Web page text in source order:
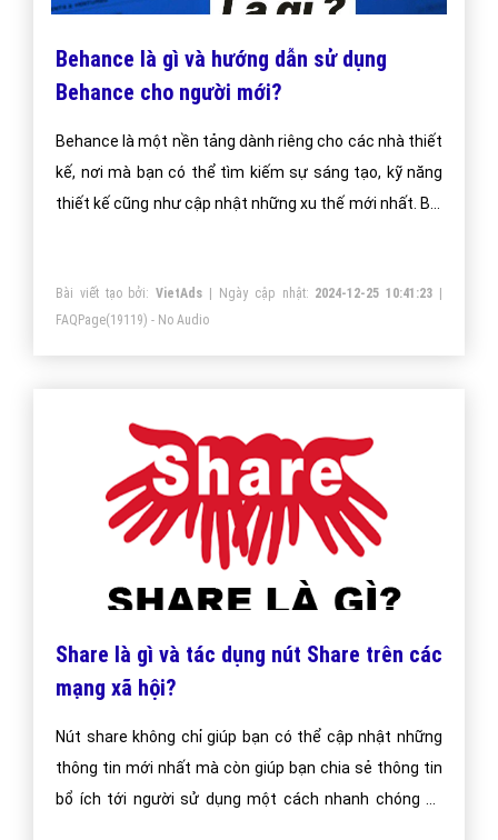
Behance là gì và hướng dẫn sử dụng
Behance cho người mới?
Behance là một nền tảng dành riêng cho các nhà thiết
kế, nơi mà bạn có thể tìm kiếm sự sáng tạo, kỹ năng
thiết kế cũng như cập nhật những xu thế mới nhất. Bài
cập.
Bài viết tạo bởi:VietAds | Ngày cập nhật: 2024-12-25 10:41:23
FAQPage(19119) - No Audio
Share là gì và tác dụng nút Share trên các
mạng xã hội?
Nút share không chỉ giúp bạn có thể cập nhật những
thông tin mới nhất mà còn giúp bạn chia sẻ thông tin
bổ ích tới người sử dụng một cách nhanh chóng và